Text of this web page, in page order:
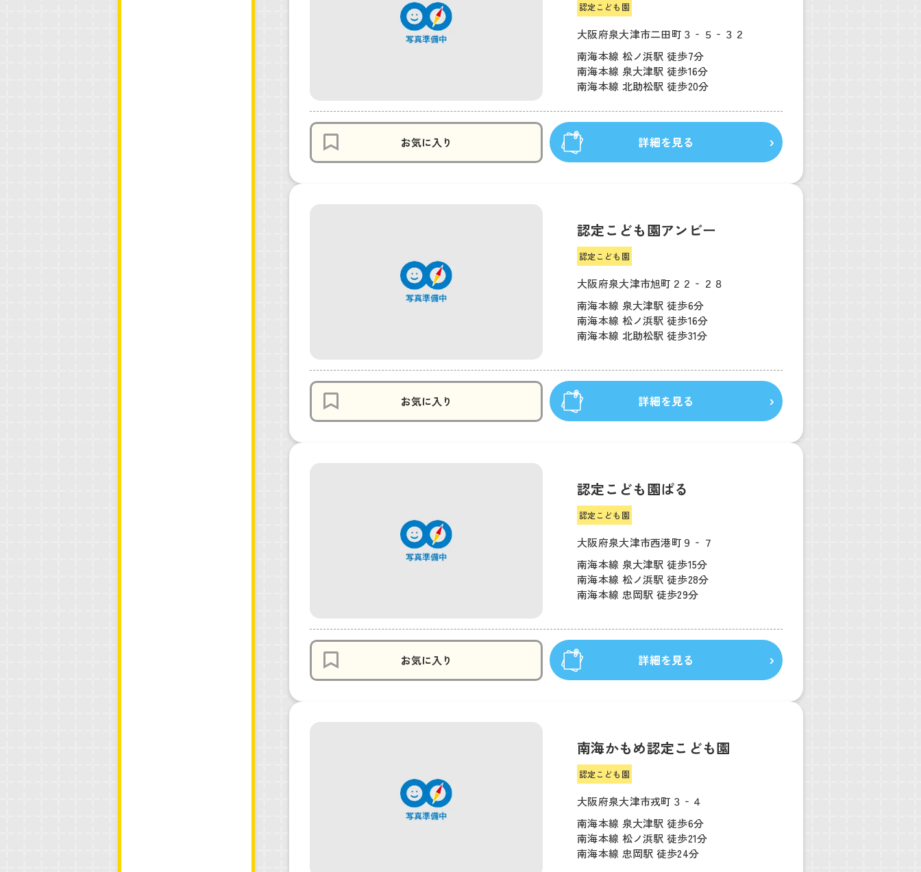
認定こども園
大阪府泉大津市二田町３‐５‐３２
南海本線 松ノ浜駅 徒歩7分
南海本線 泉大津駅 徒歩16分
南海本線 北助松駅 徒歩20分
お気に入り 詳細を見る
認定こども園アンビー
認定こども園
大阪府泉大津市旭町２２‐２８
南海本線 泉大津駅 徒歩6分
南海本線 松ノ浜駅 徒歩16分
南海本線 北助松駅 徒歩31分
お気に入り 詳細を見る
認定こども園ぱる
認定こども園
大阪府泉大津市西港町９‐７
南海本線 泉大津駅 徒歩15分
南海本線 松ノ浜駅 徒歩28分
南海本線 忠岡駅 徒歩29分
お気に入り 詳細を見る
南海かもめ認定こども園
認定こども園
大阪府泉大津市戎町３‐４
南海本線 泉大津駅 徒歩6分
南海本線 松ノ浜駅 徒歩21分
南海本線 忠岡駅 徒歩24分